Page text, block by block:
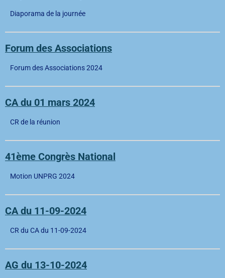
Diaporama de la journée
Forum des Associations
Forum des Associations 2024
CA du 01 mars 2024
CR de la réunion
41ème Congrès National
Motion UNPRG 2024
CA du 11-09-2024
CR du CA du 11-09-2024
AG du 13-10-2024